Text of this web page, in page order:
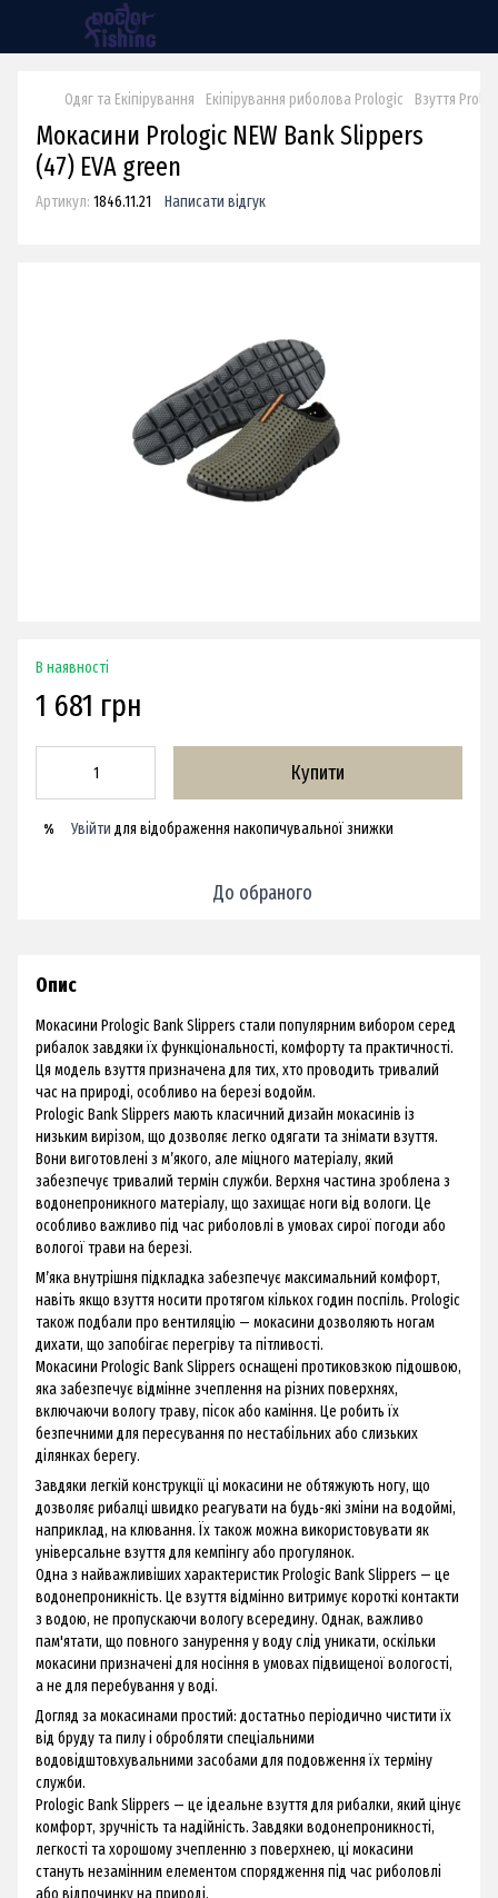
Одяг та Екіпірування Екіпірування риболова Prologic Взуття
Мокасини Prologic NEW Bank Slippers
(47) EVA green
Артикул: 1846.11.21 Написати відгук
В наявності
1 681 грн
Купити
% Увійти для відображення накопичувальної знижки
До обраного
Опис
Мокасини Prologic Bank Slippers стали популярним вибором серед
рибалок завдяки їх функціональності, комфорту та практичності.
Ця модель взуття призначена для тих, хто проводить тривалий
час на природі, особливо на березі водойм.
Prologic Bank Slippers мають класичний дизайн мокасинів із
низьким вирізом, що дозволяє легко одягати та знімати взуття.
Вони виготовлені з м’якого, але міцного матеріалу, який
забезпечує тривалий термін служби. Верхня частина зроблена з
водонепроникного матеріалу, що захищає ноги від вологи. Це
особливо важливо під час риболовлі в умовах сирої погоди або
вологої трави на березі.
М’яка внутрішня підкладка забезпечує максимальний комфорт,
навіть якщо взуття носити протягом кількох годин поспіль. Prologic
також подбали про вентиляцію — мокасини дозволяють ногам
дихати, що запобігає перегріву та пітливості.
Мокасини Prologic Bank Slippers оснащені протиковзкою підошвою,
яка забезпечує відмінне зчеплення на різних поверхнях,
включаючи вологу траву, пісок або каміння. Це робить їх
безпечними для пересування по нестабільних або слизьких
ділянках берегу.
Завдяки легкій конструкції ці мокасини не обтяжують ногу, що
дозволяє рибалці швидко реагувати на будь-які зміни на водоймі,
наприклад, на клювання. Їх також можна використовувати як
універсальне взуття для кемпінгу або прогулянок.
Одна з найважливіших характеристик Prologic Bank Slippers — це
водонепроникність. Це взуття відмінно витримує короткі контакти
з водою, не пропускаючи вологу всередину. Однак, важливо
пам'ятати, що повного занурення у воду слід уникати, оскільки
мокасини призначені для носіння в умовах підвищеної вологості,
а не для перебування у воді.
Догляд за мокасинами простий: достатньо періодично чистити їх
від бруду та пилу і обробляти спеціальними
водовідштовхувальними засобами для подовження їх терміну
служби.
Prologic Bank Slippers — це ідеальне взуття для рибалки, який цінує
комфорт, зручність та надійність. Завдяки водонепроникності,
легкості та хорошому зчепленню з поверхнею, ці мокасини
стануть незамінним елементом спорядження під час риболовлі